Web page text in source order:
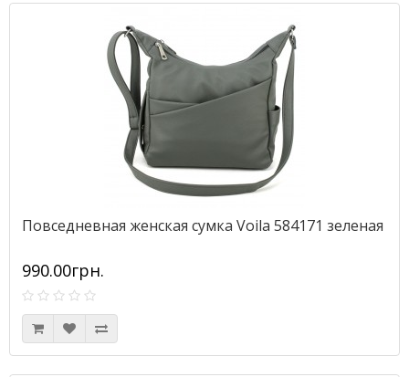
Повседневная женская сумка Voila 584171 зеленая
990.00грн.